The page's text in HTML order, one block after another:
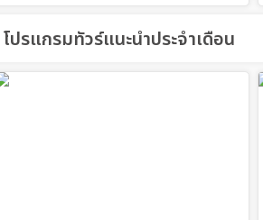
โปรแกรมทัวร์แนะนำประจำเดือน